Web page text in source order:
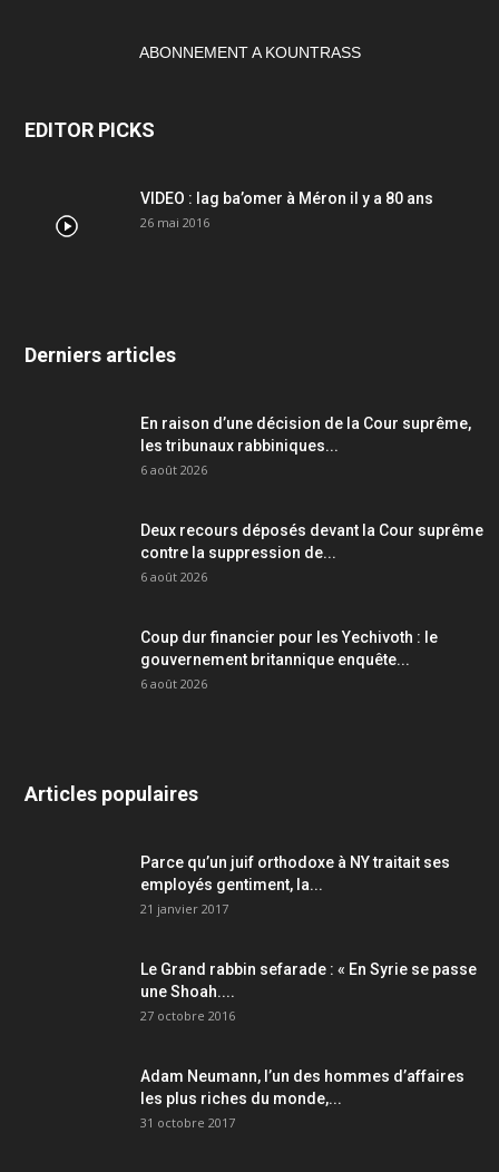
ABONNEMENT A KOUNTRASS
EDITOR PICKS
VIDEO : lag ba’omer à Méron il y a 80 ans
26 mai 2016
Derniers articles
En raison d’une décision de la Cour suprême,
les tribunaux rabbiniques...
6 août 2026
Deux recours déposés devant la Cour suprême
contre la suppression de...
6 août 2026
Coup dur financier pour les Yechivoth : le
gouvernement britannique enquête...
6 août 2026
Articles populaires
Parce qu’un juif orthodoxe à NY traitait ses
employés gentiment, la...
21 janvier 2017
Le Grand rabbin sefarade : « En Syrie se passe
une Shoah....
27 octobre 2016
Adam Neumann, l’un des hommes d’affaires
les plus riches du monde,...
31 octobre 2017